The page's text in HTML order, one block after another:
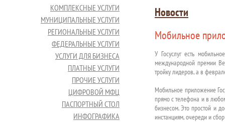
КОМПЛЕКСНЫЕ УСЛУГИ
МУНИЦИПАЛЬНЫЕ УСЛУГИ
РЕГИОНАЛЬНЫЕ УСЛУГИ
ФЕДЕРАЛЬНЫЕ УСЛУГИ
УСЛУГИ ДЛЯ БИЗНЕСА
ПЛАТНЫЕ УСЛУГИ
ПРОЧИЕ УСЛУГИ
ЦИФРОВОЙ МФЦ
ПАСПОРТНЫЙ СТОЛ
ИНФОГРАФИКА
Новости
Мобильное
У Госуслуг есть
международной премии
тройку лидеров, а в
Мобильное приложение
прямо с телефона и в
бизнесом. Это простой и
инстанциям, очереди и